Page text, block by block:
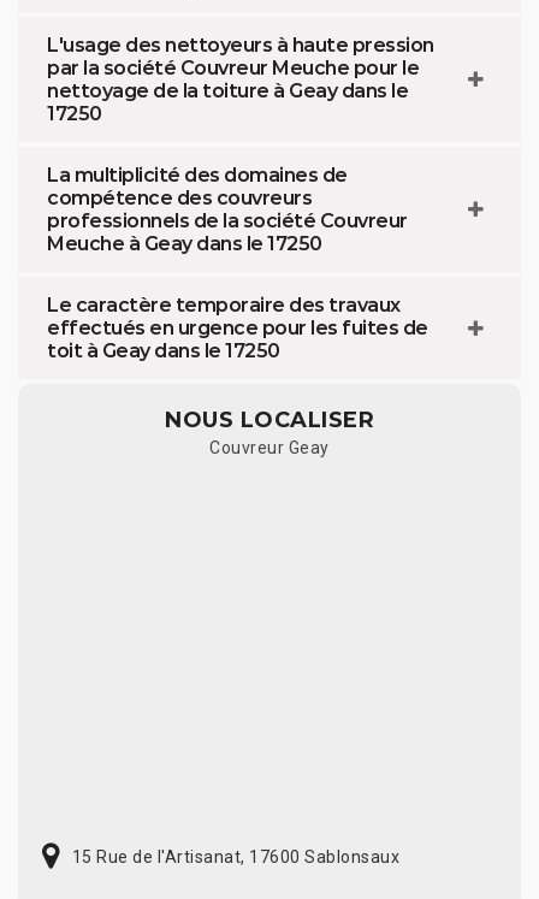
L'usage des nettoyeurs à haute pression
par la société Couvreur Meuche pour le
nettoyage de la toiture à Geay dans le
17250
La multiplicité des domaines de
compétence des couvreurs
professionnels de la société Couvreur
Meuche à Geay dans le 17250
Le caractère temporaire des travaux
effectués en urgence pour les fuites de
toit à Geay dans le 17250
NOUS LOCALISER
Couvreur Geay
15 Rue de l'Artisanat, 17600 Sablonsaux